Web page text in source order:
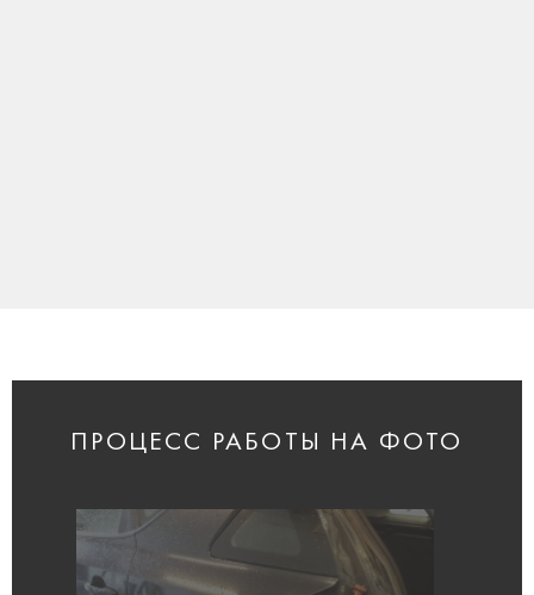
ПРОЦЕСС РАБОТЫ НА ФОТО